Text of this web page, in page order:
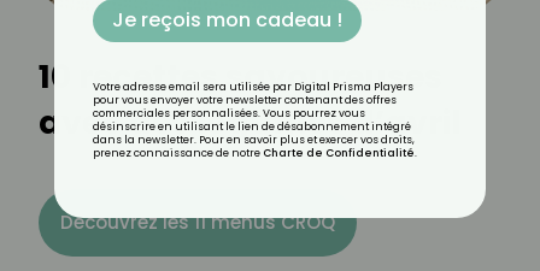
10 recettes savoureuses
avec des légumes d’avril
Découvrez les 11 menus CROQ
Je reçois mon cadeau !
Votre adresse email sera utilisée par Digital Prisma Players
pour vous envoyer votre newsletter contenant des offres
commerciales personnalisées. Vous pourrez vous
désinscrire en utilisant le lien de désabonnement intégré
dans la newsletter. Pour en savoir plus et exercer vos droits,
prenez connaissance de notre Charte de Confidentialité.